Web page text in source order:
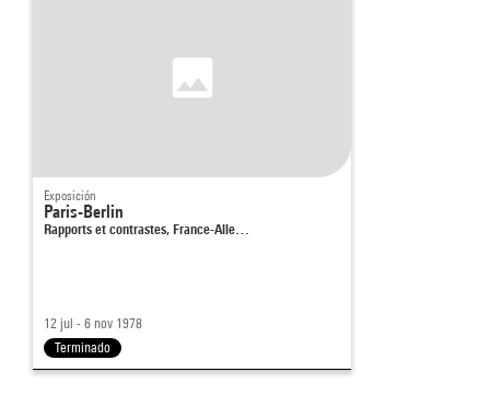
Exposición
Paris-Berlin
Rapports et contrastes, France-Alle…
12 jul - 6 nov 1978
Terminado